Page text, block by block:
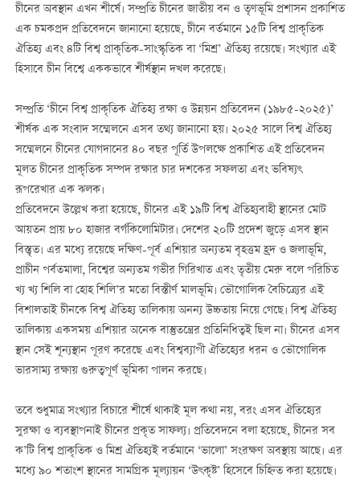
চীনের অবস্থান এখন শীর্ষে। সম্প্রতি চীনের জাতীয় বন ও তৃণভূমি প্রশাসন প্রকাশিত
এক চমকপ্রদ প্রতিবেদনে জানানো হয়েছে, চীনে বর্তমানে ১৫টি বিশ্ব প্রাকৃতিক
ঐতিহ্য এবং ৪টি বিশ্ব প্রাকৃতিক-সাংস্কৃতিক বা ‘মিশ্র’ ঐতিহ্য রয়েছে। সংখ্যার এই
হিসাবে চীন বিশ্বে এককভাবে শীর্ষস্থান দখল করেছে।
সম্প্রতি ‘চীনে বিশ্ব প্রাকৃতিক ঐতিহ্য রক্ষা ও উন্নয়ন প্রতিবেদন (১৯৮৫-২০২৫)’
শীর্ষক এক সংবাদ সম্মেলনে এসব তথ্য জানানো হয়। ২০২৫ সালে বিশ্ব ঐতিহ্য
সম্মেলনে চীনের যোগদানের ৪০ বছর পূর্তি উপলক্ষে প্রকাশিত এই প্রতিবেদন
মূলত চীনের প্রাকৃতিক সম্পদ রক্ষার চার দশকের সফলতা এবং ভবিষ্যৎ
রূপরেখার এক ঝলক।
প্রতিবেদনে উল্লেখ করা হয়েছে, চীনের এই ১৯টি বিশ্ব ঐতিহ্যবাহী স্থানের মোট
আয়তন প্রায় ৮০ হাজার বর্গকিলোমিটার। দেশের ২০টি প্রদেশ জুড়ে এসব স্থান
বিস্তৃত। এর মধ্যে রয়েছে দক্ষিণ-পূর্ব এশিয়ার অন্যতম বৃহত্তম হ্রদ ও জলাভূমি,
প্রাচীন পর্বতমালা, বিশ্বের অন্যতম গভীর গিরিখাত এবং তৃতীয় মেরু বলে পরিচিত
খ্য খ্য শিলি বা হোহ শিলি’র মতো বিস্তীর্ণ মালভূমি। ভৌগোলিক বৈচিত্র্যের এই
বিশালতাই চীনকে বিশ্ব ঐতিহ্য তালিকায় অনন্য উচ্চতায় নিয়ে গেছে। বিশ্ব ঐতিহ্য
তালিকায় একসময় এশিয়ার অনেক বাস্তুতন্ত্রের প্রতিনিধিত্বই ছিল না। চীনের এসব
স্থান সেই শূন্যস্থান পূরণ করেছে এবং বিশ্বব্যাপী ঐতিহ্যের ধরন ও ভৌগোলিক
ভারসাম্য রক্ষায় গুরুত্বপূর্ণ ভূমিকা পালন করছে।
তবে শুধুমাত্র সংখ্যার বিচারে শীর্ষে থাকাই মূল কথা নয়, বরং এসব ঐতিহ্যের
সুরক্ষা ও ব্যবস্থাপনাই চীনের প্রকৃত সাফল্য। প্রতিবেদনে বলা হয়েছে, চীনের সব
ক’টি বিশ্ব প্রাকৃতিক ও মিশ্র ঐতিহ্যই বর্তমানে ‘ভালো’ সংরক্ষণ অবস্থায় আছে। এর
মধ্যে ৯০ শতাংশ স্থানের সামগ্রিক মূল্যায়ন ‘উৎকৃষ্ট’ হিসেবে চিহ্নিত করা হয়েছে।